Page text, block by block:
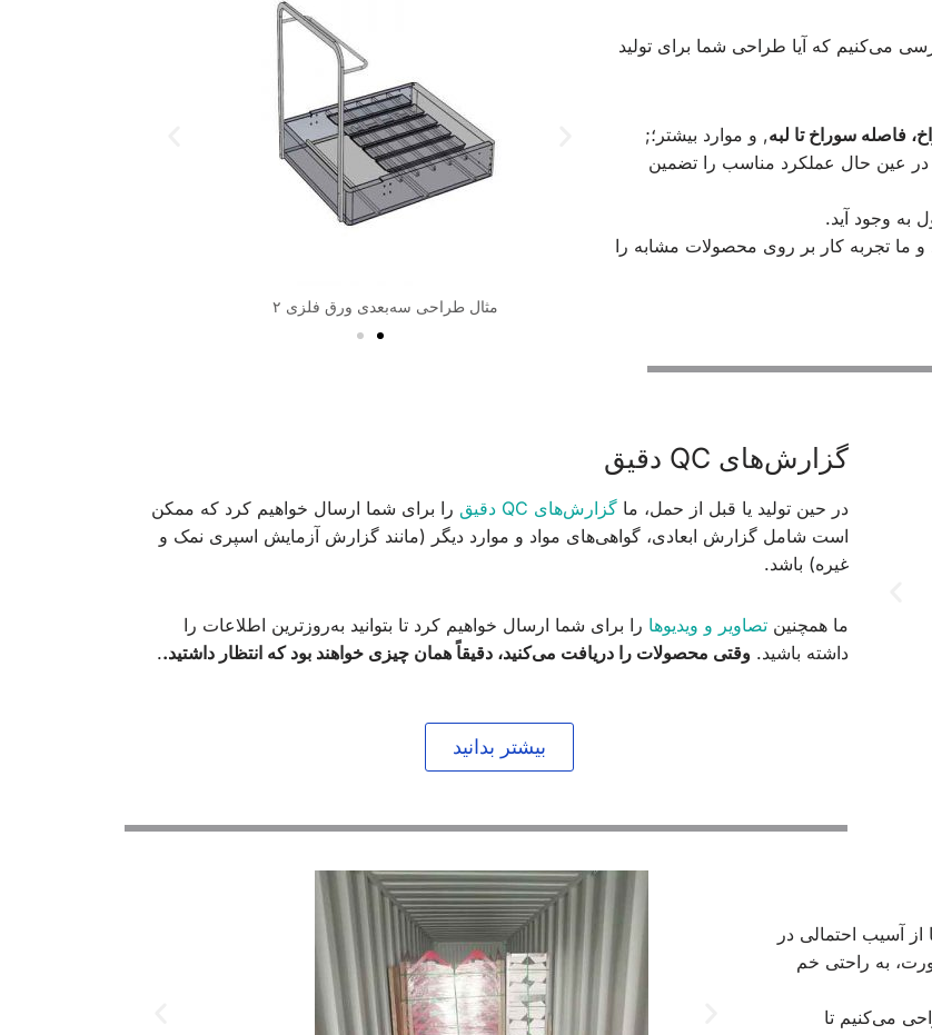
می‌کنیم که آیا طراحی شما برای تولید
فاصله سوراخ تا لبه, و موارد بیشتر؛;
و در عین حال عملکرد مناسب را تضمین
وجود آید.
ما تجربه کار بر روی محصولات مشابه را
مثال طراحی سه‌بعدی ورق فلزی ۲
مثال گزارش کنترل کیفیت ابعادی
گزارش‌های QC دقیق
در حین تولید یا قبل از حمل، ما گزارش‌های QC دقیق
را برای شما ارسال خواهیم کرد که ممکن
است شامل گزارش ابعادی، گواهی‌های مواد و موارد دیگر (مانند گزارش آزمایش اسپری نمک و
غیره) باشد.
ما همچنین تصاویر و ویدیوها را برای شما ارسال خواهیم کرد تا بتوانید به‌روزترین اطلاعات را
داشته باشید. وقتی محصولات را دریافت می‌کنید، دقیقاً همان چیزی خواهند بود که انتظار داشتید..
بیشتر بدانید
آسیب احتمالی در
به راحتی خم
می‌کنیم تا